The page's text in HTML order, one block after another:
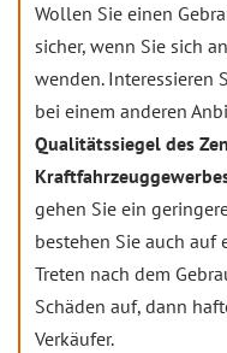
Wollen Sie einen
sicher, wenn Sie sich
wenden. Interessieren
bei einem anderen
Qualitätssiegel des
gehen Sie ein
bestehen Sie auch auf
Treten nach dem
Schäden auf, dann
Verkäufer.